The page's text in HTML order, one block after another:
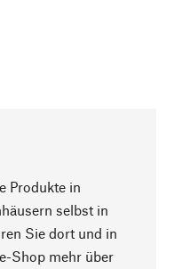
Produkte in
selbst in
Sie dort und in
Shop mehr über